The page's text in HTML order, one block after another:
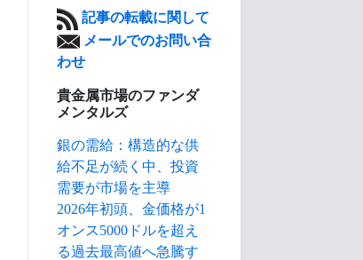
記事の転載に関して
メールでのお問い合
わせ
貴金属市場のファンダ
メンタルズ
銀の需給：構造的な供
給不足が続く中、投資
需要が市場を主導
2026年初頭、金価格が1
オンス5000ドルを超え
る過去最高値へ急騰す